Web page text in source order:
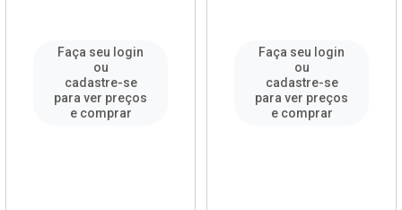
Faça seu login
ou
cadastre-se
para ver preços
e comprar
Faça seu login
ou
cadastre-se
para ver preços
e comprar